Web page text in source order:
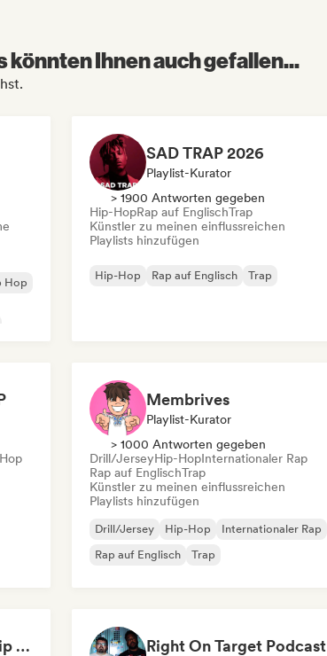
Ihnen auch gefallen...
Hop
SAD TRAP 2026
Playlist-Kurator
> 1900 Antworten gegeben
Hip-HopRap auf EnglischTrap
Künstler zu meinen einflussreichen
Playlists hinzufügen
Hip-Hop Rap auf Englisch Trap
Membrives
Playlist-Kurator
> 1000 Antworten gegeben
Drill/JerseyHip-HopInternationaler Rap
Rap auf EnglischTrap
Künstler zu meinen einflussreichen
Playlists hinzufügen
Drill/Jersey Hip-Hop
Internationaler Rap
Rap auf Englisch
Trap
Hype Basketball / Hip Hop, R&B, Afro Right On Target Podcast